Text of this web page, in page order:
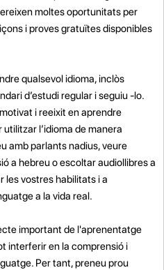
moltes oportunitats per
i proves gratuïtes disponibles
qualsevol idioma, inclòs
d’estudi regular i seguiu -lo.
i reeixit en aprendre
utilitzar l’idioma de manera
amb parlants nadius, veure
a hebreu o escoltar audiollibres a
les vostres habilitats i a
a la vida real.
important de l'aprenentatge
interferir en la comprensió i
Per tant, preneu prou